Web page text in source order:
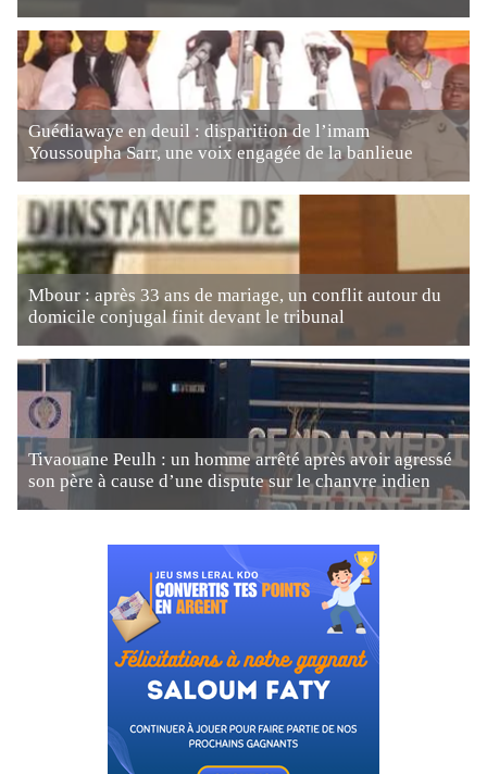
Guédiawaye en deuil : disparition de l’imam
Youssoupha Sarr, une voix engagée de la banlieue
Mbour : après 33 ans de mariage, un conflit autour du
domicile conjugal finit devant le tribunal
Tivaouane Peulh : un homme arrêté après avoir agressé
son père à cause d’une dispute sur le chanvre indien